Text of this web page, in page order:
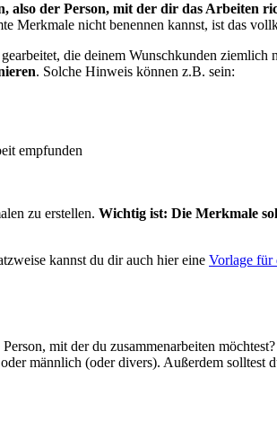
also der Person, mit der dir das Arbeiten
Merkmale nicht benennen kannst, ist das
die deinem Wunschkunden
. Solche Hinweis können z.B. sein:
empfunden
zu erstellen. Wichtig ist: Die Merkmale
kannst du dir auch hier eine Vorlage für
mit der du zusammenarbeiten
männlich (oder divers). Außerdem